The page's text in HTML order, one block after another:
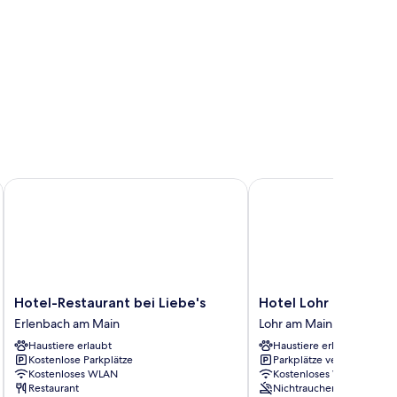
Hotel-
Restaurant
bei
Liebe's
Erlenbach
am
Hotel-Restaurant bei Liebe's
Erlenbach am Main
Haustiere erlaubt
Kostenlose Parkplätze
Kostenloses WLAN
Restaurant
Hotel-Restaurant bei Liebe's
Hotel
Lohr
am
Main
Lohr
am
Hotel Lohr am Main
Lohr am Main
Haustiere erlaubt
Parkplätze verfügbar
Kostenloses WLAN
Nichtraucher
Hotel Lohr am Main